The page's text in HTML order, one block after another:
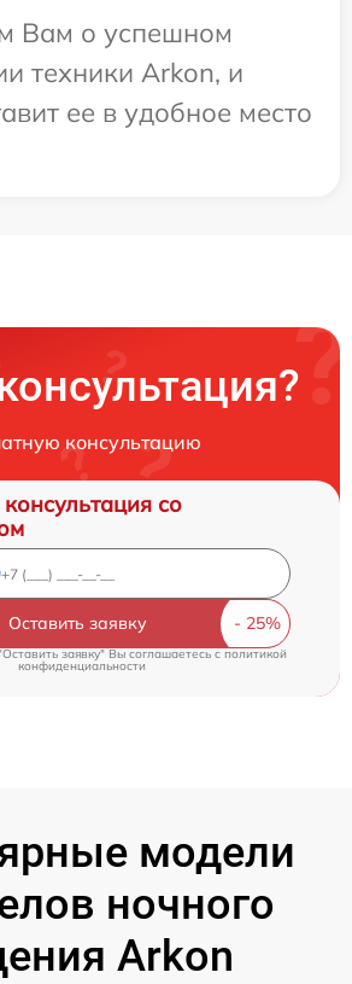
Вам о успешном
техники Arkon, и
ее в удобное место
консультацию
со
Оставить заявку
заявку" Вы соглашаетесь c политикой
конфиденциальности
модели
ночного
Arkon